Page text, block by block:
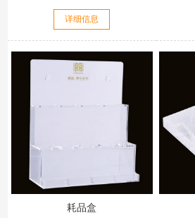
详细信息
耗品盒